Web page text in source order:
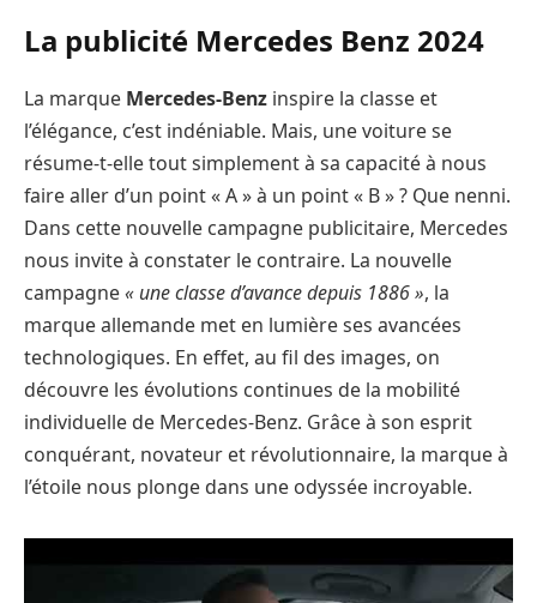
La publicité Mercedes Benz 2024
La marque Mercedes-Benz inspire la classe et
l’élégance, c’est indéniable. Mais, une voiture se
résume-t-elle tout simplement à sa capacité à nous
faire aller d’un point « A » à un point « B » ? Que nenni.
Dans cette nouvelle campagne publicitaire, Mercedes
nous invite à constater le contraire. La nouvelle
campagne« une classe d’avance depuis 1886 », la
marque allemande met en lumière ses avancées
technologiques. En effet, au fil des images, on
découvre les évolutions continues de la mobilité
individuelle de Mercedes-Benz. Grâce à son esprit
conquérant, novateur et révolutionnaire, la marque à
l’étoile nous plonge dans une odyssée incroyable.